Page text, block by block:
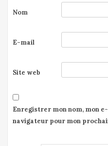
Nom
E-mail
Site web
Enregistrer mon nom, mon
navigateur pour mon